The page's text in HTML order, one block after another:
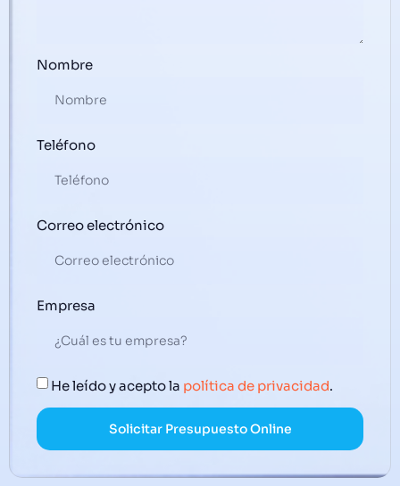
Nombre
Teléfono
Correo electrónico
Empresa
He leído y acepto la política de privacidad.
Solicitar Presupuesto Online